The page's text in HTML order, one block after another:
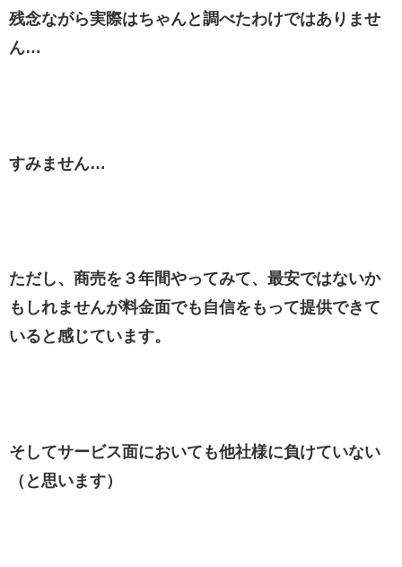
残念ながら実際はちゃんと調べたわけではありませ
ん…
すみません…
ただし、商売を３年間やってみて、最安ではないか
もしれませんが料金面でも自信をもって提供できて
いると感じています。
そしてサービス面においても他社様に負けていない
（と思います）